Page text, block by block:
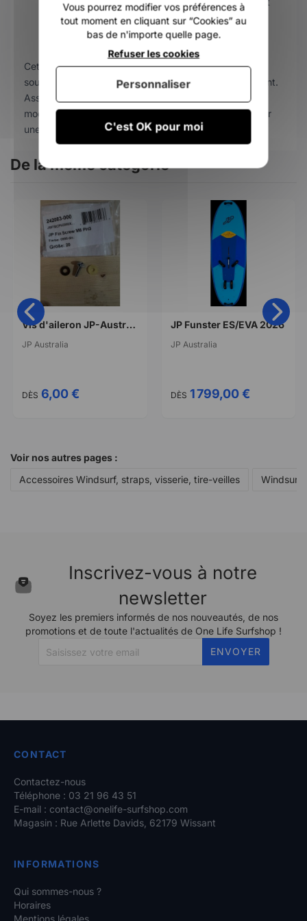
rapide de votre wishbone pour retrouver une
connexion sécurisée avec le mât.
Cet accessoire est indispensable pour les pratiquants
souhaitant prolonger la durée de vie de leur équipement.
Assurez-vous de vérifier la compatibilité avec votre
modèle spécifique avant toute installation pour garantir
une performance optimale sur l'eau.
De la même catégorie
Vis d'aileron JP-Australia Fin Screw M6 PH3
JP Australia
DÈS 6,00 €
JP Funster ES/EVA 2026
JP Australia
DÈS 1 799,00 €
Voir nos autres pages :
Accessoires Windsurf, straps, visserie, tire-veilles
Windsurf
Inscrivez-vous à notre
newsletter
Soyez les premiers informés de nos nouveautés, de nos
promotions et de toute l'actualités de One Life Surfshop !
ENVOYER
CONTACT
Contactez-nous
Téléphone : 03 21 96 43 51
E-mail : contact@onelife-surfshop.com
Magasin : Rue Arlette Davids, 62179 Wissant
INFORMATIONS
Qui sommes-nous ?
Horaires
Mentions légales
Vous pourrez modifier vos préférences à
tout moment en cliquant sur “Cookies” au
bas de n'importe quelle page.
C'est OK pour moi
Refuser les cookies
Personnaliser